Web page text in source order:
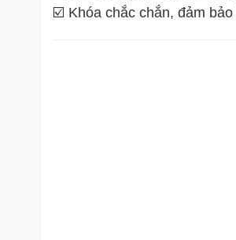
☑️ Khóa chắc chắn, đảm